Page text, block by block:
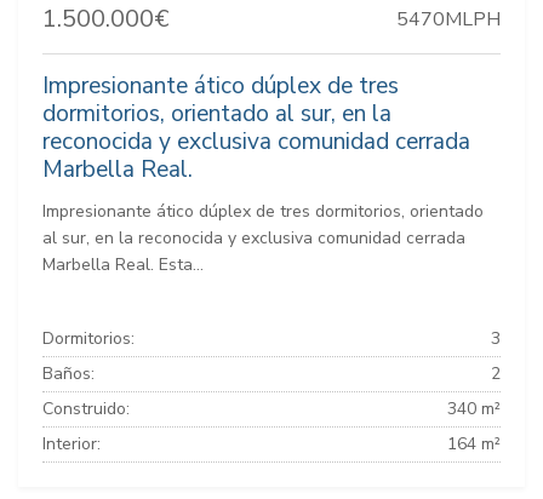
1.500.000€ 5470MLPH
Impresionante ático dúplex de tres
dormitorios, orientado al sur, en la
reconocida y exclusiva comunidad cerrada
Marbella Real.
Impresionante ático dúplex de tres dormitorios, orientado
al sur, en la reconocida y exclusiva comunidad cerrada
Marbella Real. Esta...
Dormitorios:
3
Baños:
2
Construido:
340 m²
Interior:
164 m²